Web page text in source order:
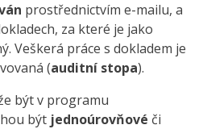
prostřednictvím e-mailu, a
za které je jako
Veškerá práce s dokladem je
(auditní stopa).
být v programu
být jednoúrovňové či